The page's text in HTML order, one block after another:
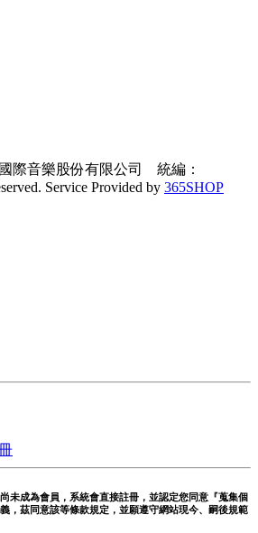
際音樂股份有限公司 統編：
Service Provided by 365SHOP
未成為會員，系統會直接註冊，並認定您同意『蒐集個
，茲同意該等條款規定，並願遵守網站現今、嗣後規範